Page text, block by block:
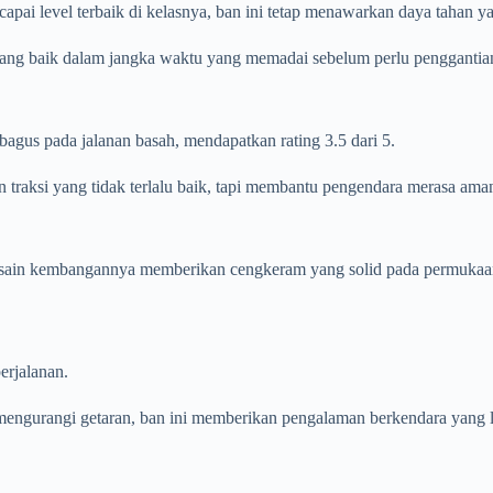
level terbaik di kelasnya, ban ini tetap menawarkan daya tahan
baik dalam jangka waktu yang memadai sebelum perlu
pada jalanan basah, mendapatkan rating 3.5 dari 5.
yang tidak terlalu baik, tapi membantu pengendara merasa
kembangannya memberikan cengkeram yang solid pada
getaran, ban ini memberikan pengalaman berkendara